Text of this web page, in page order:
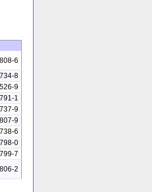
6
8
9
1
9
9
6
0
7
2